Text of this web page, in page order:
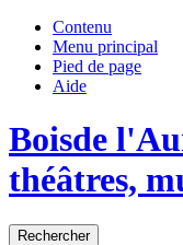
Contenu
Menu principal
Pied de page
Aide
Boisde
théâtres,
Rechercher